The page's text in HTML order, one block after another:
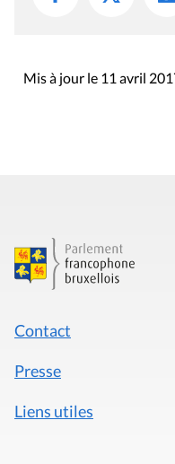
Mis à jour le 11 avril
Contact
Presse
Liens utiles